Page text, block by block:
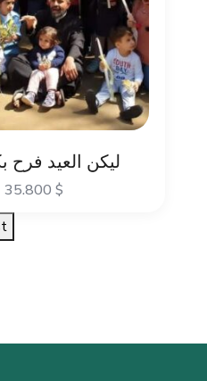
ليكن العيد فرح
35.800 $